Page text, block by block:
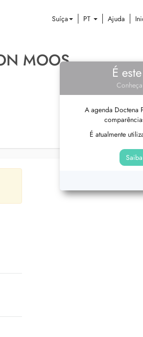
Suíça PT Ajuda
MOOS
É
A agenda Doctena
É atualmente